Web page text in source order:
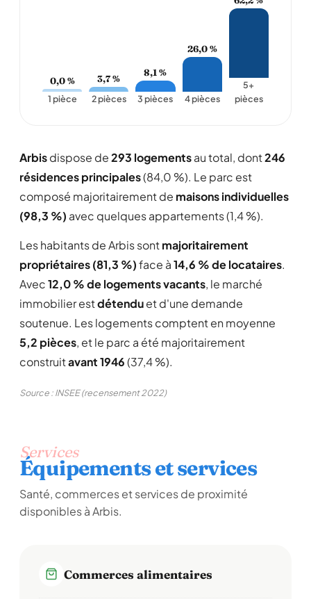
0,0 %
1 pièce
3,7 %
2 pièces
8,1 %
3 pièces
26,0 %
4 pièces
5+
pièces
Arbisdispose de293 logementsau total, dont246
résidences principales(84,0 %). Le parc est
composé majoritairement de maisons individuelles
(98,3 %) avec quelques appartements (1,4 %).
Les habitants de Arbis sontmajoritairement
propriétaires (81,3 %)face à14,6 % de locataires.
Avec12,0 % de logements vacants, le marché
immobilier estdétenduet d'une demande
soutenue. Les logements comptent en moyenne
5,2 pièces, et le parc a été majoritairement
construitavant 1946(37,4 %).
Source : INSEE (recensement 2022)
Services
Équipements et services
Santé, commerces et services de proximité
disponibles à Arbis.
Commerces alimentaires